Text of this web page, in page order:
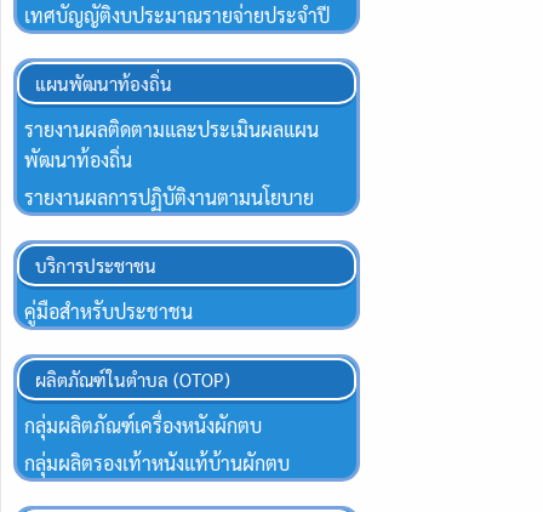
เทศบัญญัติงบประมาณรายจ่ายประจำปี
แผนพัฒนาท้องถิ่น
รายงานผลติดตามและประเมินผลแผน
พัฒนาท้องถิ่น
รายงานผลการปฏิบัติงานตามนโยบาย
บริการประชาชน
คู่มือสำหรับประชาชน
ผลิตภัณฑ์ในตำบล (OTOP)
กลุ่มผลิตภัณฑ์เครื่องหนังผักตบ
กลุ่มผลิตรองเท้าหนังแท้บ้านผักตบ